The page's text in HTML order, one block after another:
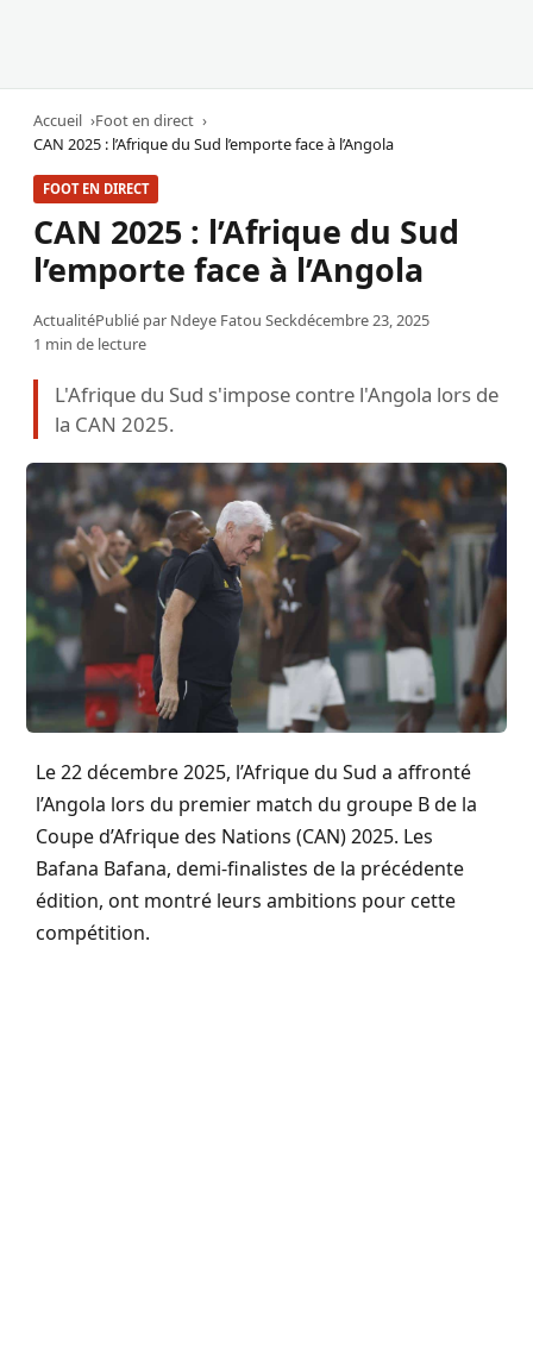
Accueil
Foot en direct
CAN 2025 : l’Afrique du Sud l’emporte face à l’Angola
FOOT EN DIRECT
CAN 2025 : l’Afrique du Sud
l’emporte face à l’Angola
ActualitéPublié par Ndeye Fatou Seckdécembre 23, 2025
1 min de lecture
L'Afrique du Sud s'impose contre l'Angola lors de
la CAN 2025.
Le 22 décembre 2025, l’Afrique du Sud a affronté
l’Angola lors du premier match du groupe B de la
Coupe d’Afrique des Nations (CAN) 2025. Les
Bafana Bafana, demi-finalistes de la précédente
édition, ont montré leurs ambitions pour cette
compétition.